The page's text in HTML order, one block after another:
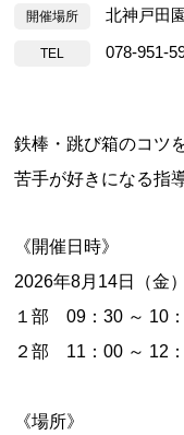
開催場所 北神戸田
TEL 078-951-
鉄棒・跳び箱のコツ
苦手が好きになる指
《開催日時》
2026年8月14日（金）
１部 09：30 ～ 10
２部 11：00 ～ 12
《場所》